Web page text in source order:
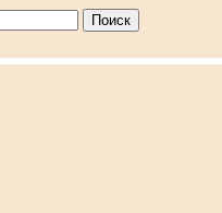
Поиск